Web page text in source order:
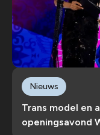
Trans model en
openingsavond
Nieuws